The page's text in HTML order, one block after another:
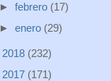
► febrero (17)
► enero (29)
2018 (232)
2017 (171)